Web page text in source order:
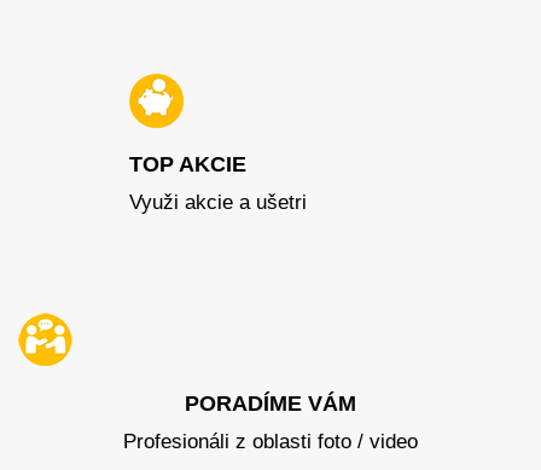
TOP AKCIE
Využi akcie a ušetri
PORADÍME VÁM
Profesionáli z oblasti foto / video